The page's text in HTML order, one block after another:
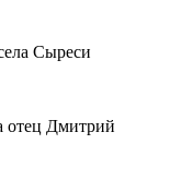
Сыреси
отец Дмитрий